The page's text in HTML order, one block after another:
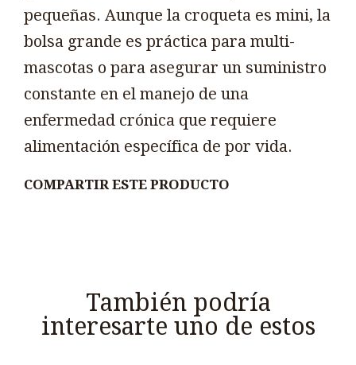
pequeñas. Aunque la croqueta es mini, la
bolsa grande es práctica para multi-
mascotas o para asegurar un suministro
constante en el manejo de una
enfermedad crónica que requiere
alimentación específica de por vida.
COMPARTIR ESTE PRODUCTO
También podría
interesarte uno de estos